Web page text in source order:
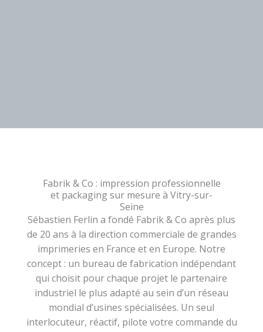
Fabrik & Co : impression professionnelle
et packaging sur mesure à Vitry-sur-
Seine
Sébastien Ferlin a fondé Fabrik & Co après plus
de 20 ans à la direction commerciale de grandes
imprimeries en France et en Europe. Notre
concept : un bureau de fabrication indépendant
qui choisit pour chaque projet le partenaire
industriel le plus adapté au sein d’un réseau
mondial d’usines spécialisées. Un seul
interlocuteur, réactif, pilote votre commande du